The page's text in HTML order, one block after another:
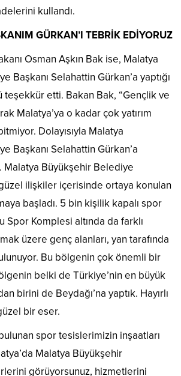
kullandı.
GÜRKAN’I TEBRİK EDİYORUZ
Osman Aşkın Bak ise, Malatya
Başkanı Selahattin Gürkan’a yaptığı
teşekkür etti. Bakan Bak, “Gençlik ve
Malatya’ya o kadar çok yatırım
Dolayısıyla Malatya
Başkanı Selahattin Gürkan’a
Büyükşehir Belediye
güzel ilişkiler içerisinde ortaya konulan
başladı. 5 bin kişilik kapalı spor
Spor Komplesi altında da farklı
üzere genç alanları, yan tarafında
Bu bölgenin çok önemli bir
belki de Türkiye’nin en büyük
birini de Beydağı’na yaptık. Hayırlı
bir eser.
spor tesislerimizin inşaatları
Malatya Büyükşehir
görüyorsunuz, hizmetlerini